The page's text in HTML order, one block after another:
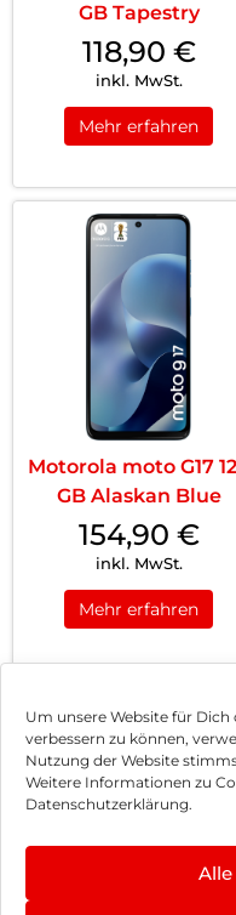
Um unsere Website für
verbessern zu können,
Nutzung der Website
Weitere Informationen zu
Datenschutzerklärung.
GB Tapestry
118,90 €
inkl. MwSt.
Mehr erfahren
Motorola moto G17
GB Alaskan Blue
154,90 €
inkl. MwSt.
Mehr erfahren
1 2
Impressum